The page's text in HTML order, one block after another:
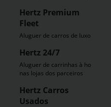
Hertz Premium
Fleet
Aluguer de carros de luxo
Hertz 24/7
Aluguer de carrinhas à hora
nas lojas dos parceiros
Hertz Carros
Usados